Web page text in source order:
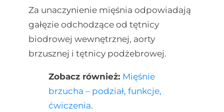
Za unaczynienie mięśnia odpowiadają
gałęzie odchodzące od tętnicy
biodrowej wewnętrznej, aorty
brzusznej i tętnicy podżebrowej.
Zobacz również: Mięśnie
brzucha – podział, funkcje,
ćwiczenia.